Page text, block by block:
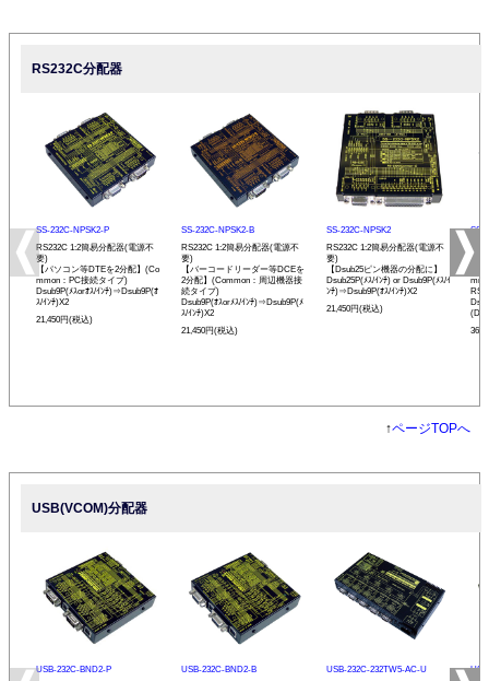
RS232C分配器
SS-232C-NPSK2-P
RS232C 1:2簡易分配器(電源不
要)
【パソコン等DTEを2分配】(Co
mmon：PC接続タイプ)
Dsub9P(ﾒｽorｵｽ/ｲﾝﾁ)⇒Dsub9P(ｵ
ｽ/ｲﾝﾁ)X2
21,450円(税込)
SS-232C-NPSK2-B
RS232C 1:2簡易分配器(電源不
要)
【バーコードリーダー等DCEを
2分配】(Common：周辺機器接
続タイプ)
Dsub9P(ｵｽorﾒｽ/ｲﾝﾁ)⇒Dsub9P(ﾒ
ｽ/ｲﾝﾁ)X2
21,450円(税込)
SS-232C-NPSK2
RS232C 1:2簡易分配器(電源不
要)
【Dsub25ピン機器の分配に】
Dsub25P(ﾒｽ/ｲﾝﾁ) or Dsub9P(ﾒｽ/ｲ
ﾝﾁ)⇒Dsub9P(ｵｽ/ｲﾝﾁ)X2
21,450円(税込)
SS-
ア
↑ページTOPへ
USB(VCOM)分配器
USB-232C-BND2-P
USB-232C-BND2-B
USB-232C-232TW5-AC-U